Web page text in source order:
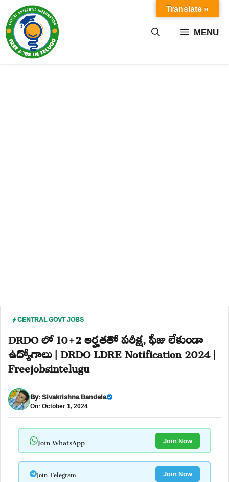
content MENU
CENTRAL GOVT JOBS
DRDO లో 10+2 అర్హతతో పరీక్ష, ఫీజు లేకుండా
ఉద్యోగాలు | DRDO LDRE Notification 2024 |
Freejobsintelugu
By:Sivakrishna Bandela
On: October 1, 2024
Join WhatsApp Join Now
Join Telegram Join Now
Translate »